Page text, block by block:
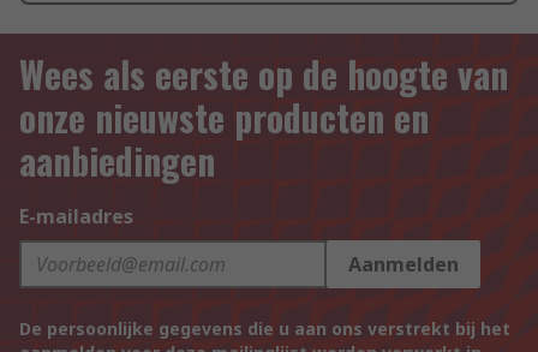
Wees als eerste op de hoogte van
onze nieuwste producten en
aanbiedingen
E-mailadres
Aanmelden
De persoonlijke gegevens die u aan ons verstrekt bij het